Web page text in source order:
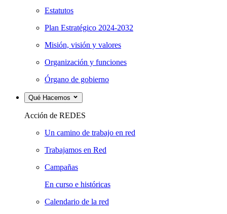
Estatutos
Plan Estratégico 2024-2032
Misión, visión y valores
Organización y funciones
Órgano de gobierno
Qué Hacemos
Acción de REDES
Un camino de trabajo en red
Trabajamos en Red
Campañas
En curso e históricas
Calendario de la red